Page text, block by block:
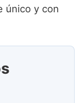
por U
único y con